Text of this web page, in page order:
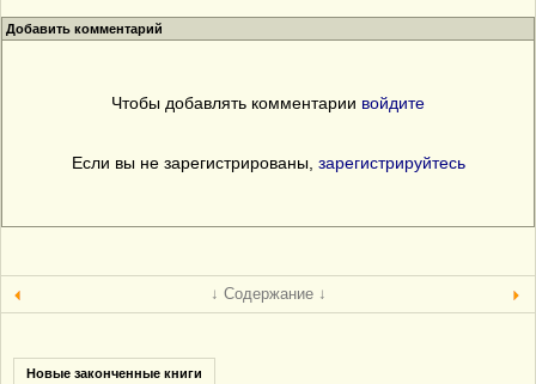
Добавить комментарий
Чтобы добавлять комментарии войдите
Если вы не зарегистрированы, зарегистрируйтесь
↓ Содержание ↓
Новые законченные книги